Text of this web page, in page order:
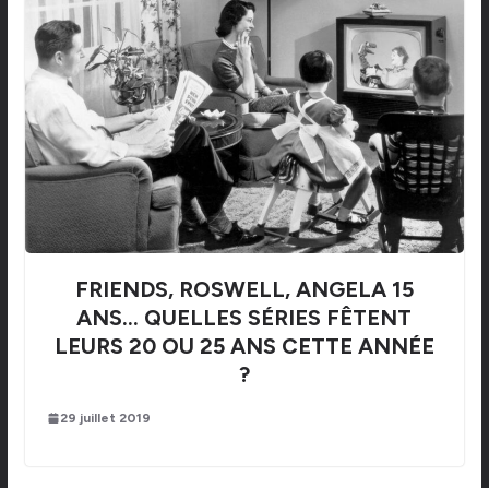
FRIENDS, ROSWELL, ANGELA 15
ANS… QUELLES SÉRIES FÊTENT
LEURS 20 OU 25 ANS CETTE ANNÉE
?
29 juillet 2019